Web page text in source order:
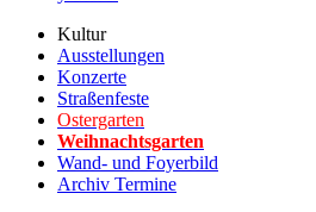
Kultur
Ausstellungen
Konzerte
Straßenfeste
Ostergarten
Weihnachtsgarten
Wand- und Foyerbild
Archiv Termine